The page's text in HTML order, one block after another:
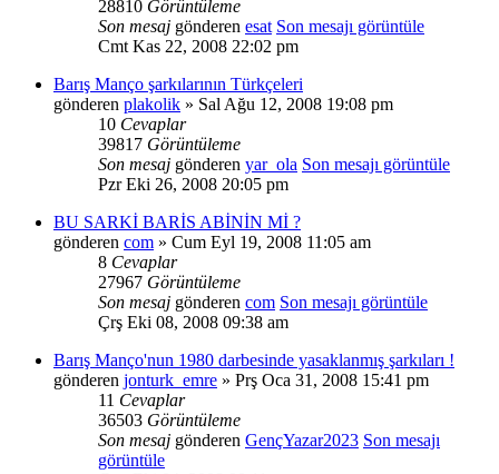
28810 Görüntüleme
Son mesaj gönderen esat Son mesajı görüntüle
Cmt Kas 22, 2008 22:02 pm
Barış Manço şarkılarının Türkçeleri
gönderen plakolik » Sal Ağu 12, 2008 19:08 pm
10 Cevaplar
39817 Görüntüleme
Son mesaj gönderen yar_ola Son mesajı görüntüle
Pzr Eki 26, 2008 20:05 pm
BU SARKİ BARİS ABİNİN Mİ ?
gönderen com » Cum Eyl 19, 2008 11:05 am
8 Cevaplar
27967 Görüntüleme
Son mesaj gönderen com Son mesajı görüntüle
Çrş Eki 08, 2008 09:38 am
Barış Manço'nun 1980 darbesinde yasaklanmış şarkıları !
gönderen jonturk_emre » Prş Oca 31, 2008 15:41 pm
11 Cevaplar
36503 Görüntüleme
Son mesaj gönderen GençYazar2023 Son mesajı
görüntüle